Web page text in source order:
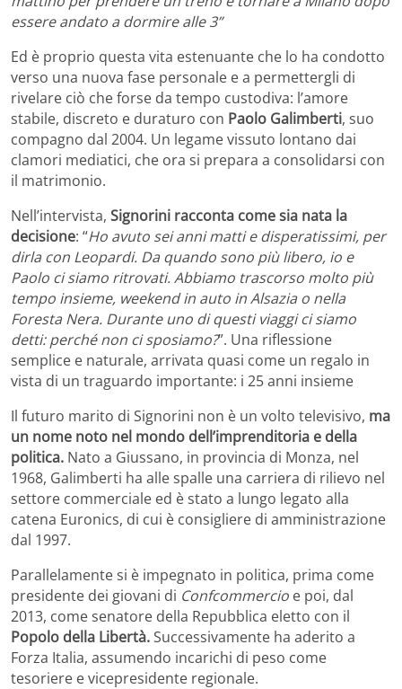
essere andato a dormire alle 3”
Ed è proprio questa vita estenuante che lo ha condotto
verso una nuova fase personale e a permettergli di
rivelare ciò che forse da tempo custodiva: l’amore
stabile, discreto e duraturo con Paolo Galimberti, suo
compagno dal 2004. Un legame vissuto lontano dai
clamori mediatici, che ora si prepara a consolidarsi con
il matrimonio.
Nell’intervista, Signorini racconta come sia nata la
decisione: “Ho avuto sei anni matti e disperatissimi, per
dirla con Leopardi. Da quando sono più libero, io e
Paolo ci siamo ritrovati. Abbiamo trascorso molto più
tempo insieme, weekend in auto in Alsazia o nella
Foresta Nera. Durante uno di questi viaggi ci siamo
detti: perché non ci sposiamo?”. Una riflessione
semplice e naturale, arrivata quasi come un regalo in
vista di un traguardo importante: i 25 anni insieme
Il futuro marito di Signorini non è un volto televisivo, ma
un nome noto nel mondo dell’imprenditoria e della
politica. Nato a Giussano, in provincia di Monza, nel
1968, Galimberti ha alle spalle una carriera di rilievo nel
settore commerciale ed è stato a lungo legato alla
catena Euronics, di cui è consigliere di amministrazione
dal 1997.
Parallelamente si è impegnato in politica, prima come
presidente dei giovani di Confcommercio e poi, dal
2013, come senatore della Repubblica eletto con il
Popolo della Libertà.Successivamente ha aderito a
Forza Italia, assumendo incarichi di peso come
tesoriere e vicepresidente regionale.